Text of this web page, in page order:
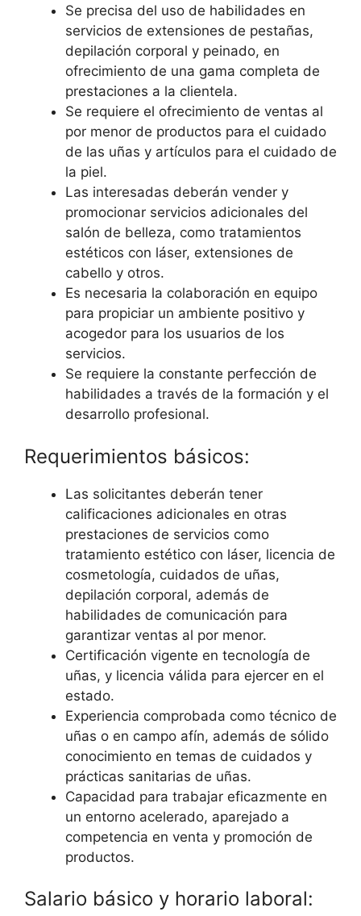
Se precisa del uso de habilidades en
servicios de extensiones de pestañas,
depilación corporal y peinado, en
ofrecimiento de una gama completa de
prestaciones a la clientela.
Se requiere el ofrecimiento de ventas al
por menor de productos para el cuidado
de las uñas y artículos para el cuidado de
la piel.
Las interesadas deberán vender y
promocionar servicios adicionales del
salón de belleza, como tratamientos
estéticos con láser, extensiones de
cabello y otros.
Es necesaria la colaboración en equipo
para propiciar un ambiente positivo y
acogedor para los usuarios de los
servicios.
Se requiere la constante perfección de
habilidades a través de la formación y el
desarrollo profesional.
Requerimientos básicos:
Las solicitantes deberán tener
calificaciones adicionales en otras
prestaciones de servicios como
tratamiento estético con láser, licencia de
cosmetología, cuidados de uñas,
depilación corporal, además de
habilidades de comunicación para
garantizar ventas al por menor.
Certificación vigente en tecnología de
uñas, y licencia válida para ejercer en el
estado.
Experiencia comprobada como técnico de
uñas o en campo afín, además de sólido
conocimiento en temas de cuidados y
prácticas sanitarias de uñas.
Capacidad para trabajar eficazmente en
un entorno acelerado, aparejado a
competencia en venta y promoción de
productos.
Salario básico y horario laboral: